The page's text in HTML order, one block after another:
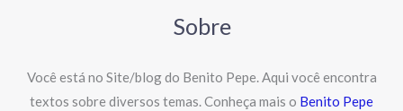
Sobre
Você está no Site/blog do Benito Pepe. Aqui você encontra
textos sobre diversos temas. Conheça mais o Benito Pepe